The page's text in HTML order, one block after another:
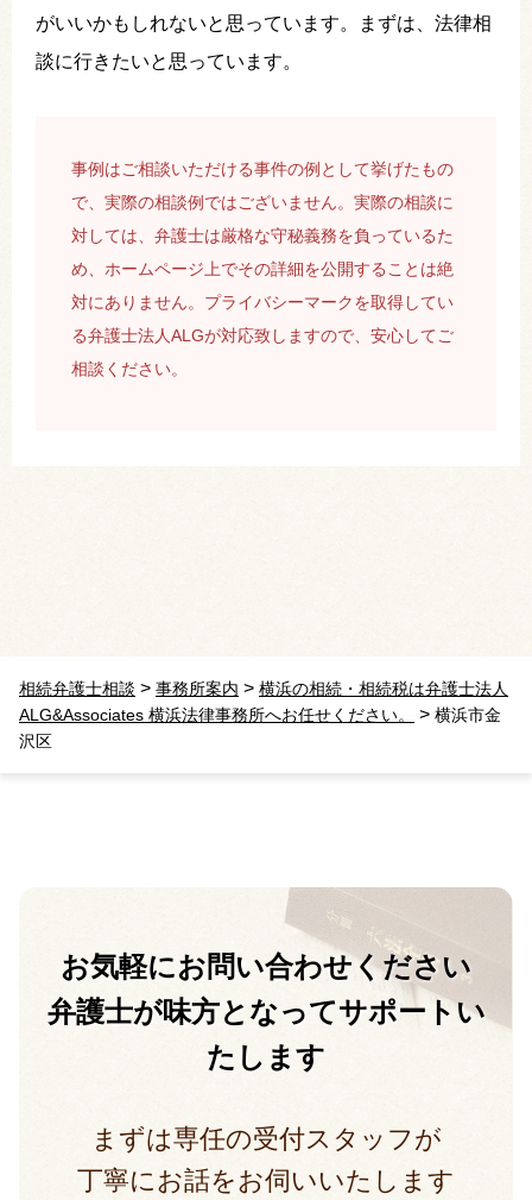
がいいかもしれないと思っています。まずは、法律相
談に行きたいと思っています。
事例はご相談いただける事件の例として挙げたもの
で、実際の相談例ではございません。実際の相談に
対しては、弁護士は厳格な守秘義務を負っているた
め、ホームページ上でその詳細を公開することは絶
対にありません。プライバシーマークを取得してい
る弁護士法人ALGが対応致しますので、安心してご
相談ください。
相続弁護士相談 > 事務所案内 > 横浜の相続・相続税は弁護士法人
ALG&Associates 横浜法律事務所へお任せください。
> 横浜市金
沢区
お気軽にお問い合わせください
弁護士が味方となってサポートい
たします
まずは専任の受付スタッフが
丁寧にお話をお伺いいたします